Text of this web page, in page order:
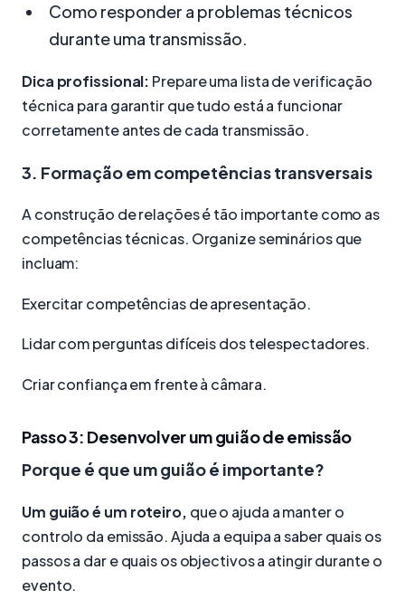
Como responder a problemas técnicos
durante uma transmissão.
Dica profissional: Prepare uma lista de verificação
técnica para garantir que tudo está a funcionar
corretamente antes de cada transmissão.
3. Formação em competências transversais
A construção de relações é tão importante como as
competências técnicas. Organize seminários que
incluam:
Exercitar competências de apresentação.
Lidar com perguntas difíceis dos telespectadores.
Criar confiança em frente à câmara.
Passo 3: Desenvolver um guião de emissão
Porque é que um guião é importante?
Um guião é um roteiro, que o ajuda a manter o
controlo da emissão. Ajuda a equipa a saber quais os
passos a dar e quais os objectivos a atingir durante o
evento.